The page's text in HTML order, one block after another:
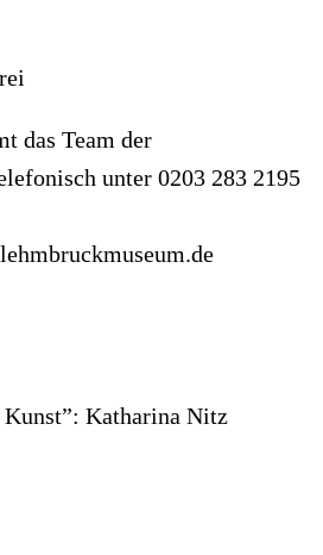
das Team der
unter 0203 283 2195
Katharina Nitz